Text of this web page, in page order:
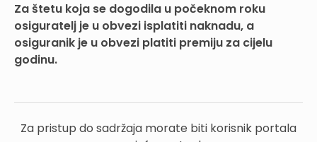
Za štetu koja se dogodila u počeknom roku
osiguratelj je u obvezi isplatiti naknadu, a
osiguranik je u obvezi platiti premiju za cijelu
godinu.
Za pristup do sadržaja morate biti korisnik portala